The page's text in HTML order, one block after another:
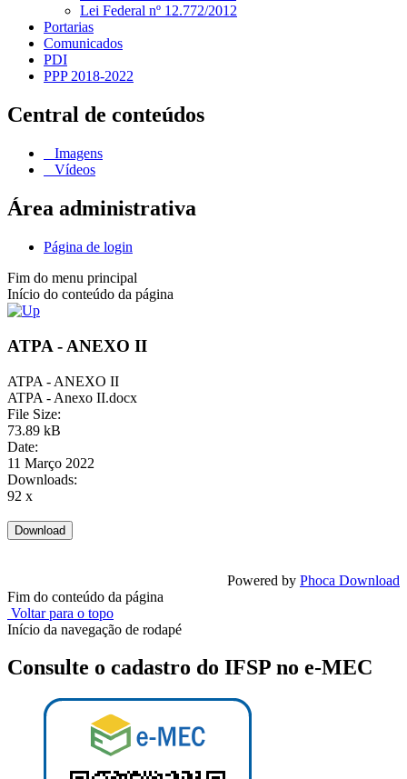
Lei Federal nº 12.772/2012
Portarias
Comunicados
PDI
PPP 2018-2022
Central de conteúdos
Imagens
Vídeos
Área administrativa
Página de login
Fim do menu principal
Início do conteúdo da página
ATPA - ANEXO II
ATPA - ANEXO II
ATPA - Anexo II.docx
File Size:
73.89 kB
Date:
11 Março 2022
Downloads:
92 x
Powered by Phoca Download
Fim do conteúdo da página
Voltar para o topo
Início da navegação de rodapé
Consulte o cadastro do IFSP no e-MEC